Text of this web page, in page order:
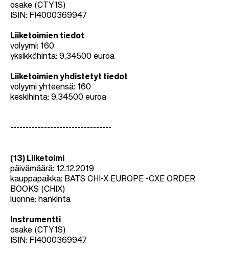
osake (CTY1S)
ISIN: FI4000369947
Liiketoimien tiedot
volyymi: 160
yksikköhinta: 9,34500 euroa
Liiketoimien yhdistetyt tiedot
volyymi yhteensä: 160
keskihinta: 9,34500 euroa
---------------------------------
(13) Liiketoimi
päivämäärä: 12.12.2019
kauppapaikka: BATS CHI-X EUROPE -CXE ORDER
BOOKS (CHIX)
luonne: hankinta
Instrumentti
osake (CTY1S)
ISIN: FI4000369947